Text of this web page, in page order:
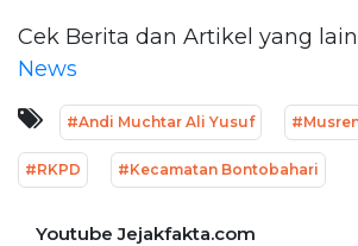
Cek Berita dan Artikel yang
News
#Andi Muchtar Ali Yusuf
#RKPD #Kecamatan Bontobahari
Youtube Jejakfakta.com